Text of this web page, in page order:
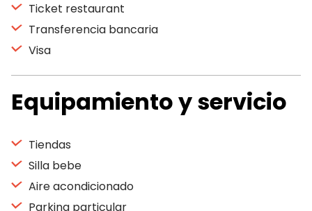
Ticket restaurant
Transferencia bancaria
Visa
Equipamiento y servicio
Tiendas
Silla bebe
Aire acondicionado
Parking particular